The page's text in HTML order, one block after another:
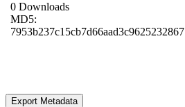
0 Downloads
MD5:
7953b237c15cb7d66aad3c9625232867
Export Metadata